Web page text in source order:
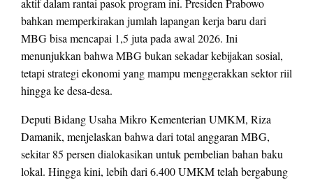
aktif dalam rantai pasok program ini. Presiden Prabowo
bahkan memperkirakan jumlah lapangan kerja baru dari
MBG bisa mencapai 1,5 juta pada awal 2026. Ini
menunjukkan bahwa MBG bukan sekadar kebijakan sosial,
tetapi strategi ekonomi yang mampu menggerakkan sektor riil
hingga ke desa-desa.
Deputi Bidang Usaha Mikro Kementerian UMKM, Riza
Damanik, menjelaskan bahwa dari total anggaran MBG,
sekitar 85 persen dialokasikan untuk pembelian bahan baku
lokal. Hingga kini, lebih dari 6.400 UMKM telah bergabung